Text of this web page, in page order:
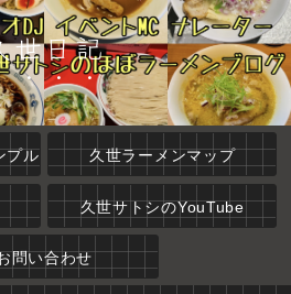
世日記
プル 久世ラーメンマップ
久世サトシのYouTube
問い合わせ